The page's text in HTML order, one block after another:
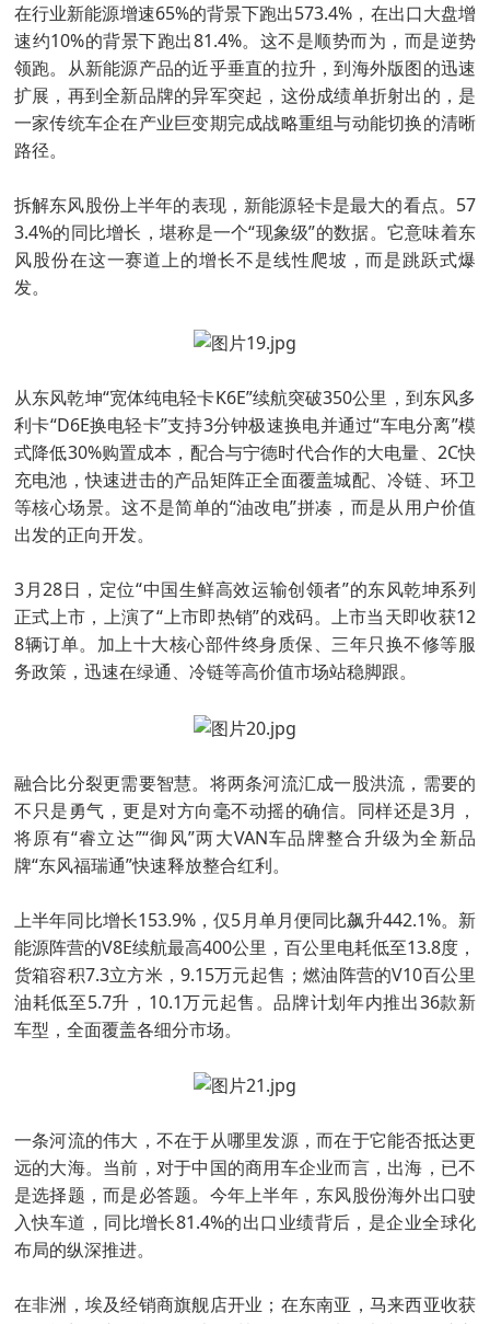
在行业新能源增速65%的背景下跑出573.4%，在出口大盘增
速约10%的背景下跑出81.4%。这不是顺势而为，而是逆势
领跑。从新能源产品的近乎垂直的拉升，到海外版图的迅速
扩展，再到全新品牌的异军突起，这份成绩单折射出的，是
一家传统车企在产业巨变期完成战略重组与动能切换的清晰
路径。
拆解东风股份上半年的表现，新能源轻卡是最大的看点。57
3.4%的同比增长，堪称是一个“现象级”的数据。它意味着东
风股份在这一赛道上的增长不是线性爬坡，而是跳跃式爆
发。
从东风乾坤“宽体纯电轻卡K6E”续航突破350公里，到东风多
利卡“D6E换电轻卡”支持3分钟极速换电并通过“车电分离”模
式降低30%购置成本，配合与宁德时代合作的大电量、2C快
充电池，快速进击的产品矩阵正全面覆盖城配、冷链、环卫
等核心场景。这不是简单的“油改电”拼凑，而是从用户价值
出发的正向开发。
3月28日，定位“中国生鲜高效运输创领者”的东风乾坤系列
正式上市，上演了“上市即热销”的戏码。上市当天即收获12
8辆订单。加上十大核心部件终身质保、三年只换不修等服
务政策，迅速在绿通、冷链等高价值市场站稳脚跟。
融合比分裂更需要智慧。将两条河流汇成一股洪流，需要的
不只是勇气，更是对方向毫不动摇的确信。同样还是3月，
将原有“睿立达”“御风”两大VAN车品牌整合升级为全新品
牌“东风福瑞通”快速释放整合红利。
上半年同比增长153.9%，仅5月单月便同比飙升442.1%。新
能源阵营的V8E续航最高400公里，百公里电耗低至13.8度，
货箱容积7.3立方米，9.15万元起售；燃油阵营的V10百公里
油耗低至5.7升，10.1万元起售。品牌计划年内推出36款新
车型，全面覆盖各细分市场。
一条河流的伟大，不在于从哪里发源，而在于它能否抵达更
远的大海。当前，对于中国的商用车企业而言，出海，已不
是选择题，而是必答题。今年上半年，东风股份海外出口驶
入快车道，同比增长81.4%的出口业绩背后，是企业全球化
布局的纵深推进。
在非洲，埃及经销商旗舰店开业；在东南亚，马来西亚收获